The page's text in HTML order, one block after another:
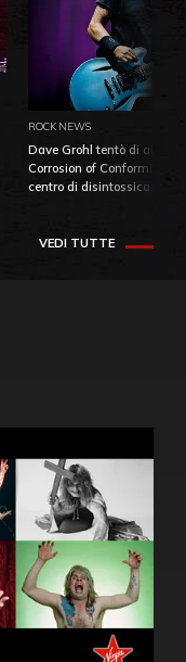
ROCK NEWS
Dave Grohl tentò di
Corrosion of Conformity
centro di
VEDI TUTTE